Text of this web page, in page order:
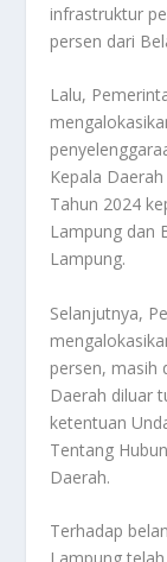
infrastruktur
persen dari
Lalu,
Kepala
Tahun 2024
Lampung dan
Lampung.
Selanjutnya,
persen, masih
Daerah diluar
ketentuan
Tentang
Daerah.
Terhadap